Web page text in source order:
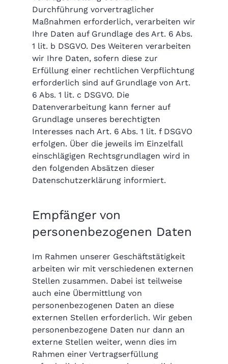
Durchführung vorvertraglicher
Maßnahmen erforderlich, verarbeiten wir
Ihre Daten auf Grundlage des Art. 6 Abs.
1 lit. b DSGVO. Des Weiteren verarbeiten
wir Ihre Daten, sofern diese zur
Erfüllung einer rechtlichen Verpflichtung
erforderlich sind auf Grundlage von Art.
6 Abs. 1 lit. c DSGVO. Die
Datenverarbeitung kann ferner auf
Grundlage unseres berechtigten
Interesses nach Art. 6 Abs. 1 lit. f DSGVO
erfolgen. Über die jeweils im Einzelfall
einschlägigen Rechtsgrundlagen wird in
den folgenden Absätzen dieser
Datenschutzerklärung informiert.
Empfänger von
personenbezogenen Daten
Im Rahmen unserer Geschäftstätigkeit
arbeiten wir mit verschiedenen externen
Stellen zusammen. Dabei ist teilweise
auch eine Übermittlung von
personenbezogenen Daten an diese
externen Stellen erforderlich. Wir geben
personenbezogene Daten nur dann an
externe Stellen weiter, wenn dies im
Rahmen einer Vertragserfüllung